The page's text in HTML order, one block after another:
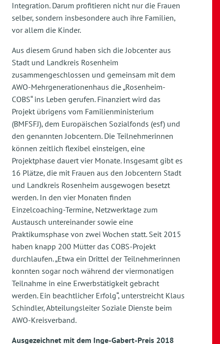
Integration. Darum profitieren nicht nur die Frauen
selber, sondern insbesondere auch ihre Familien,
vor allem die Kinder.
Aus diesem Grund haben sich die Jobcenter aus
Stadt und Landkreis Rosenheim
zusammengeschlossen und gemeinsam mit dem
AWO-Mehrgenerationenhaus die „Rosenheim-
COBS“ ins Leben gerufen. Finanziert wird das
Projekt übrigens vom Familienministerium
(BMFSFJ), dem Europäischen Sozialfonds (esf) und
den genannten Jobcentern. Die Teilnehmerinnen
können zeitlich flexibel einsteigen, eine
Projektphase dauert vier Monate. Insgesamt gibt es
16 Plätze, die mit Frauen aus den Jobcentern Stadt
und Landkreis Rosenheim ausgewogen besetzt
werden. In den vier Monaten finden
Einzelcoaching-Termine, Netzwerktage zum
Austausch untereinander sowie eine
Praktikumsphase von zwei Wochen statt. Seit 2015
haben knapp 200 Mütter das COBS-Projekt
durchlaufen. „Etwa ein Drittel der Teilnehmerinnen
konnten sogar noch während der viermonatigen
Teilnahme in eine Erwerbstätigkeit gebracht
werden. Ein beachtlicher Erfolg“, unterstreicht Klaus
Schindler, Abteilungsleiter Soziale Dienste beim
AWO-Kreisverband.
Ausgezeichnet mit dem Inge-Gabert-Preis 2018